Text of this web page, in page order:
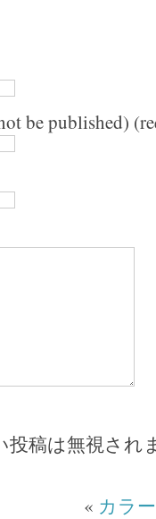
be published)
投稿は無視され
« カラ